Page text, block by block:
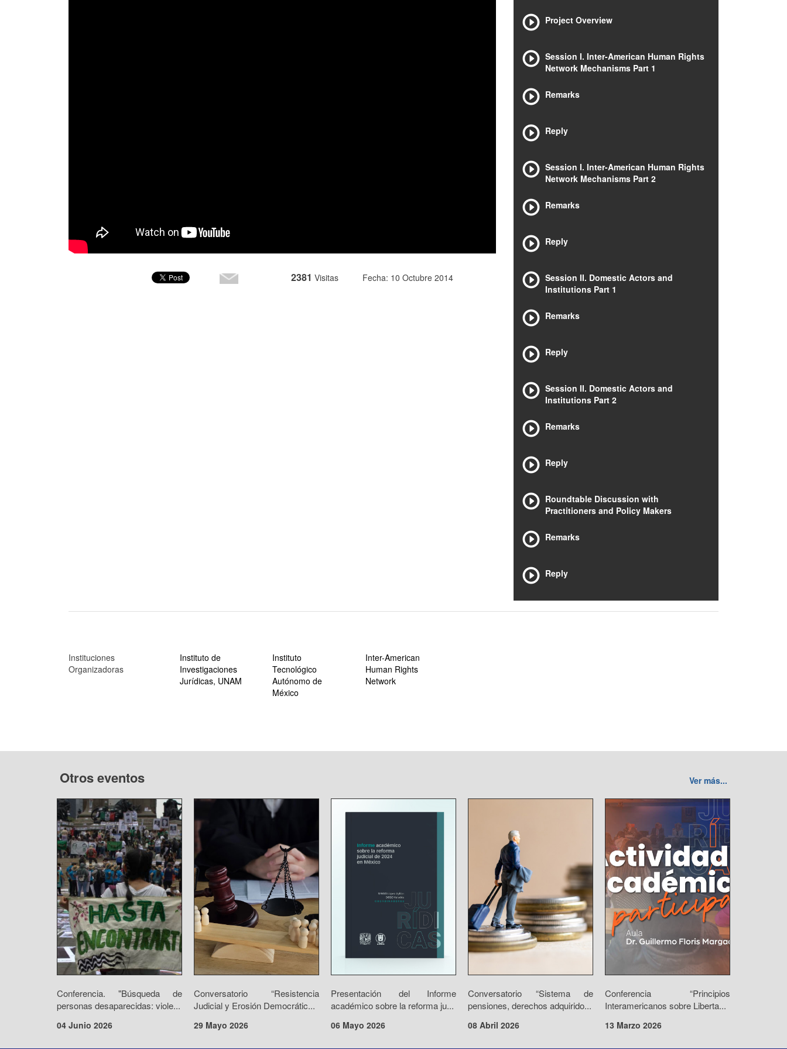
2381 Visitas Fecha: 10 Octubre 2014
Project Overview
Session I. Inter-American Human Rights
Network Mechanisms Part 1
Remarks
Reply
Session I. Inter-American Human Rights
Network Mechanisms Part 2
Remarks
Reply
Session II. Domestic Actors and
Institutions Part 1
Remarks
Reply
Session II. Domestic Actors and
Institutions Part 2
Remarks
Reply
Roundtable Discussion with
Practitioners and Policy Makers
Remarks
Reply
Instituciones
Organizadoras
Instituto de
Investigaciones
Jurídicas, UNAM
Instituto
Tecnológico
Autónomo de
México
Inter-American
Human Rights
Network
Otros eventos Ver más...
Conferencia. "Búsqueda de
personas desaparecidas: viole...
04 Junio 2026
Conversatorio “Resistencia
Judicial y Erosión Democrátic...
29 Mayo 2026
Presentación del Informe
académico sobre la reforma ju...
06 Mayo 2026
Conversatorio “Sistema de
pensiones, derechos adquirido...
08 Abril 2026
Conferencia “Principios
Interamericanos sobre Liberta...
13 Marzo 2026